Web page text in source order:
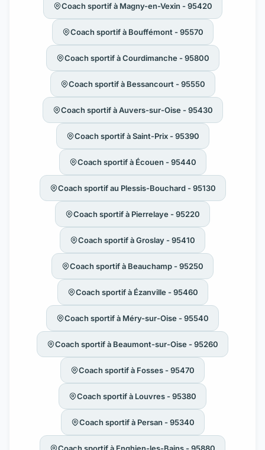
Coach sportif à Magny-en-Vexin - 95420
Coach sportif à Bouffémont - 95570
Coach sportif à Courdimanche - 95800
Coach sportif à Bessancourt - 95550
Coach sportif à Auvers-sur-Oise - 95430
Coach sportif à Saint-Prix - 95390
Coach sportif à Écouen - 95440
Coach sportif au Plessis-Bouchard - 95130
Coach sportif à Pierrelaye - 95220
Coach sportif à Groslay - 95410
Coach sportif à Beauchamp - 95250
Coach sportif à Ézanville - 95460
Coach sportif à Méry-sur-Oise - 95540
Coach sportif à Beaumont-sur-Oise - 95260
Coach sportif à Fosses - 95470
Coach sportif à Louvres - 95380
Coach sportif à Persan - 95340
Coach sportif à Enghien-les-Bains - 95880